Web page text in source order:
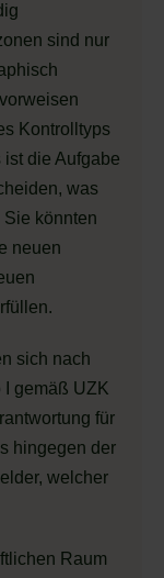
sind nur
Kontrolltyps
ist die Aufgabe
was
könnten
neuen
sich nach
I gemäß UZK
für
hingegen der
welcher
Raum